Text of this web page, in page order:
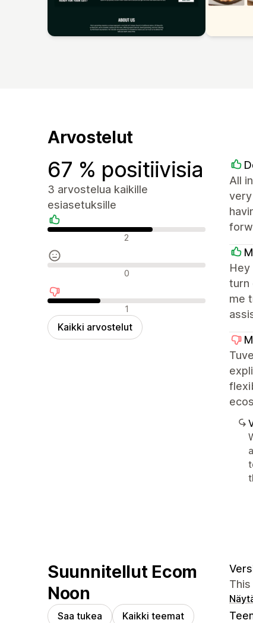
Arvostelut
67 % positiivisia
3 arvostelua kaikille
esiasetuksille
Positiiviset arvostelut
2
Neutraalit arvostelut
0
Negatiiviset arvostelut
1
Kaikki arvostelut
All
turn
me
Suunnitellut Ecom
Noon
Saa tukea Kaikki teemat